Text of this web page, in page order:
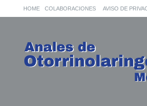
HOME COLABORACIONES AVISO DE